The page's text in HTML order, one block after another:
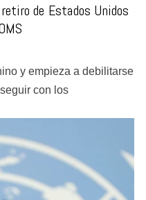
de Estados Unidos
y empieza a debilitarse
con los